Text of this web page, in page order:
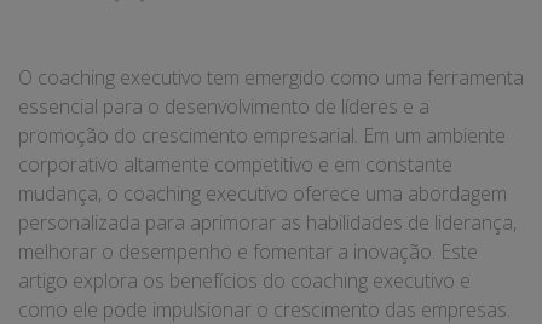
O coaching executivo tem emergido como uma ferramenta
essencial para o desenvolvimento de líderes e a
promoção do crescimento empresarial. Em um ambiente
corporativo altamente competitivo e em constante
mudança, o coaching executivo oferece uma abordagem
personalizada para aprimorar as habilidades de liderança,
melhorar o desempenho e fomentar a inovação. Este
artigo explora os benefícios do coaching executivo e
como ele pode impulsionar o crescimento das empresas.